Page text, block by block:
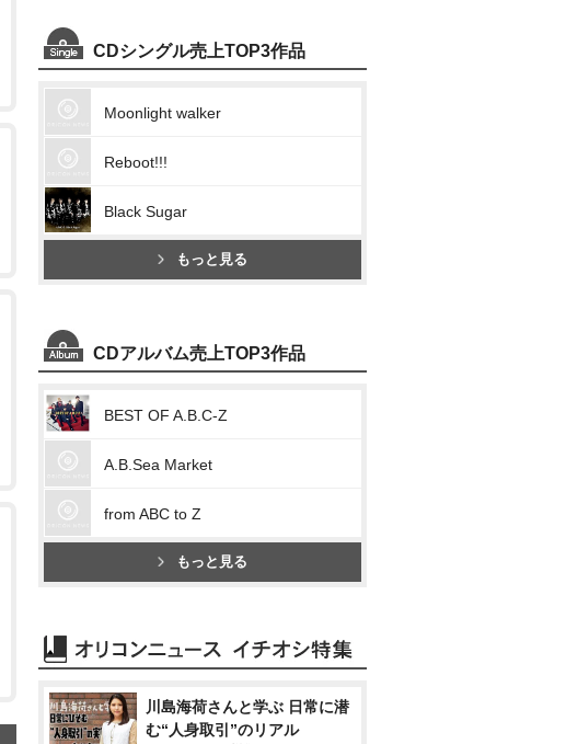
CDシングル売上TOP3作品
Moonlight walker
Reboot!!!
Black Sugar
もっと見る
CDアルバム売上TOP3作品
BEST OF A.B.C-Z
A.B.Sea Market
from ABC to Z
もっと見る
川島海荷さんと学ぶ 日常に潜
む“人身取引”のリアル